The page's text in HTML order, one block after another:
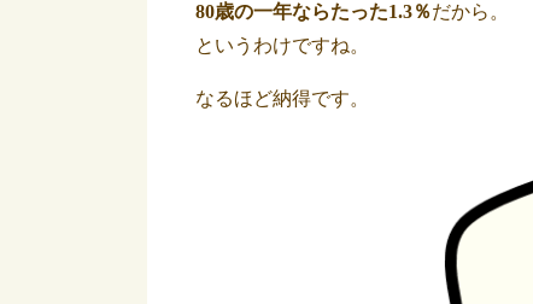
80歳の一年ならたった1.3％だから。
というわけですね。
なるほど納得です。